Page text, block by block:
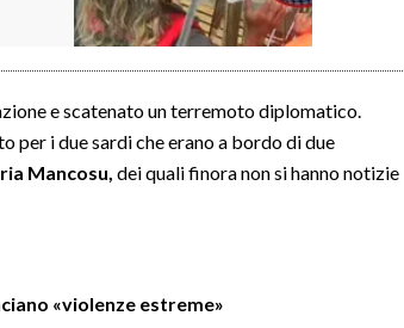
e scatenato un terremoto diplomatico.
per i due sardi che erano a bordo di due
Mancosu, dei quali finora non si hanno notizie
«violenze estreme»